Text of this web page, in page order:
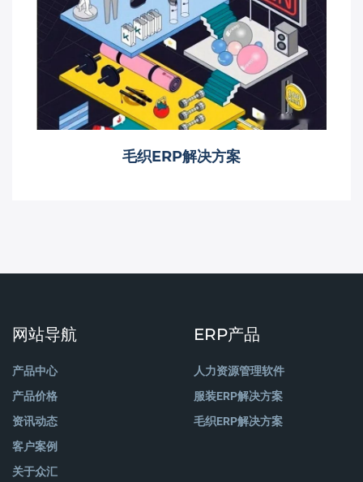
毛织ERP解决方案
网站导航
产品中心
产品价格
资讯动态
客户案例
关于众汇
ERP产品
人力资源管理软件
服装ERP解决方案
毛织ERP解决方案